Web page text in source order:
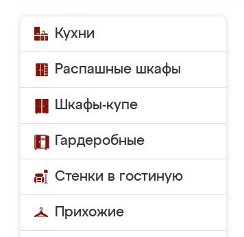
Кухни
Распашные шкафы
Шкафы-купе
Гардеробные
Стенки в гостиную
Прихожие